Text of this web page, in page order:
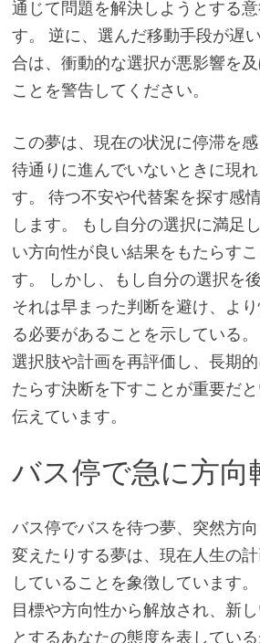
通じて問題を解決しようとする
す。 逆に、選んだ移動手段が遅
合は、衝動的な選択が悪影響を
ことを警告してください。
この夢は、現在の状況に停滞を
待通りに進んでいないときに現
す。 待つ不安や代替案を探す感
します。 もし自分の選択に満足
い方向性が良い結果をもたらす
す。 しかし、もし自分の選択を
それは早まった判断を避け、よ
る必要があることを示している
選択肢や計画を再評価し、長期
たらす決断を下すことが重要だ
伝えています。
バス停で急に方向
バス停でバスを待つ夢、突然方
変えたりする夢は、現在人生の
していることを象徴しています
目標や方向性から解放され、新
とするあなたの態度を表している